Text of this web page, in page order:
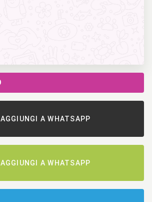
AGGIUNGI A WHATSAPP
AGGIUNGI A WHATSAPP